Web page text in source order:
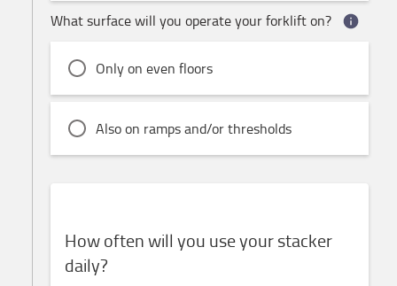
What surface will you operate your forklift on?
Only on even floors
Also on ramps and/or thresholds
How often will you use your stacker
daily?